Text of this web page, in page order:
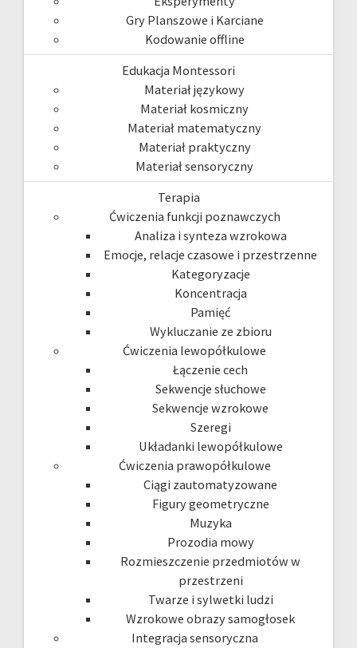
Gry Planszowe i Karciane
Kodowanie offline
Edukacja Montessori
Materiał językowy
Materiał kosmiczny
Materiał matematyczny
Materiał praktyczny
Materiał sensoryczny
Terapia
Ćwiczenia funkcji poznawczych
Analiza i synteza wzrokowa
Emocje, relacje czasowe i przestrzenne
Kategoryzacje
Koncentracja
Pamięć
Wykluczanie ze zbioru
Ćwiczenia lewopółkulowe
Łączenie cech
Sekwencje słuchowe
Sekwencje wzrokowe
Szeregi
Układanki lewopółkulowe
Ćwiczenia prawopółkulowe
Ciągi zautomatyzowane
Figury geometryczne
Muzyka
Prozodia mowy
Rozmieszczenie przedmiotów w
przestrzeni
Twarze i sylwetki ludzi
Wzrokowe obrazy samogłosek
Integracja sensoryczna